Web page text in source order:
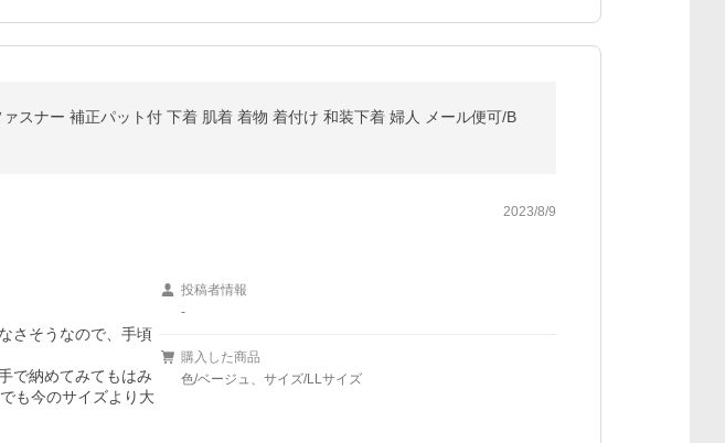
スナー 補正パット付 下着 肌着 着物 着付け 和装下着 婦人 メール便可/B
2023/8/9
さそうなので、手頃
で納めてみてもはみ
も今のサイズより大
投稿者情報
-
購入した商品
色/ベージュ、サイズ/LLサイズ